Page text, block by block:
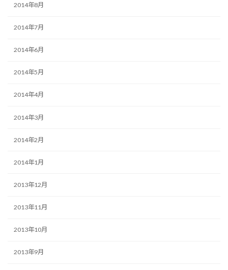
2014年8月
2014年7月
2014年6月
2014年5月
2014年4月
2014年3月
2014年2月
2014年1月
2013年12月
2013年11月
2013年10月
2013年9月